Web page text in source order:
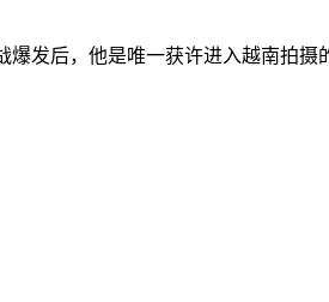
爆发后，他是唯一获许进入越南拍摄